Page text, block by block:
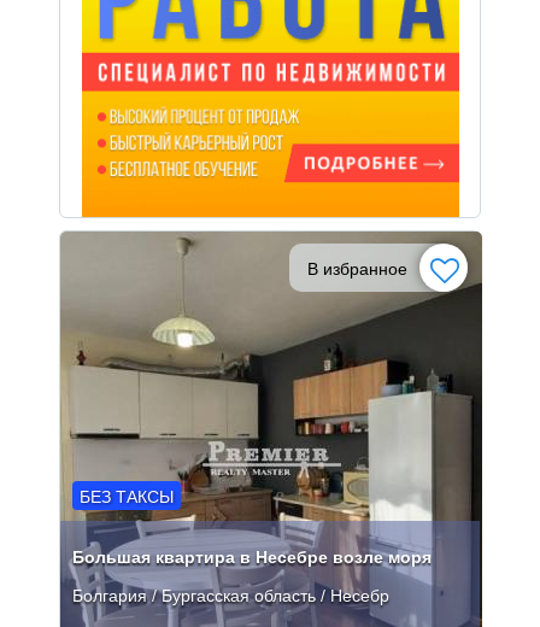
В избранное
БЕЗ ТАКСЫ
Большая квартира в Несебре возле моря
Болгария / Бургасская область / Несебр